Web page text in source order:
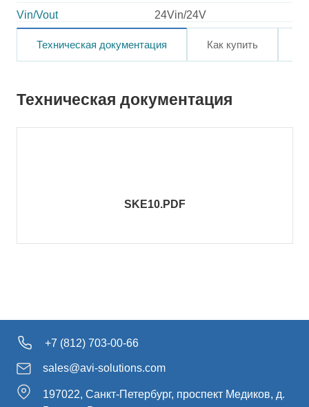
Vin/Vout
24Vin/24V
Техническая документация Как купить
Техническая документация
SKE10.PDF
+7 (812) 703-00-66
sales@avi-solutions.com
197022, Санкт-Петербург, проспект Медиков, д.